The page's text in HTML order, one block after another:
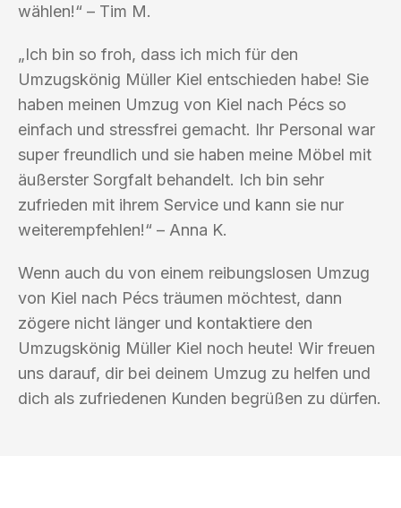
wählen!“ – Tim M.
„Ich bin so froh, dass ich mich für den
Umzugskönig Müller Kiel entschieden habe! Sie
haben meinen Umzug von Kiel nach Pécs so
einfach und stressfrei gemacht. Ihr Personal war
super freundlich und sie haben meine Möbel mit
äußerster Sorgfalt behandelt. Ich bin sehr
zufrieden mit ihrem Service und kann sie nur
weiterempfehlen!“ – Anna K.
Wenn auch du von einem reibungslosen Umzug
von Kiel nach Pécs träumen möchtest, dann
zögere nicht länger und kontaktiere den
Umzugskönig Müller Kiel noch heute! Wir freuen
uns darauf, dir bei deinem Umzug zu helfen und
dich als zufriedenen Kunden begrüßen zu dürfen.